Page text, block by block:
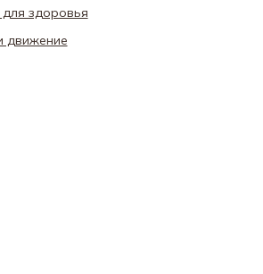
здоровья
движение